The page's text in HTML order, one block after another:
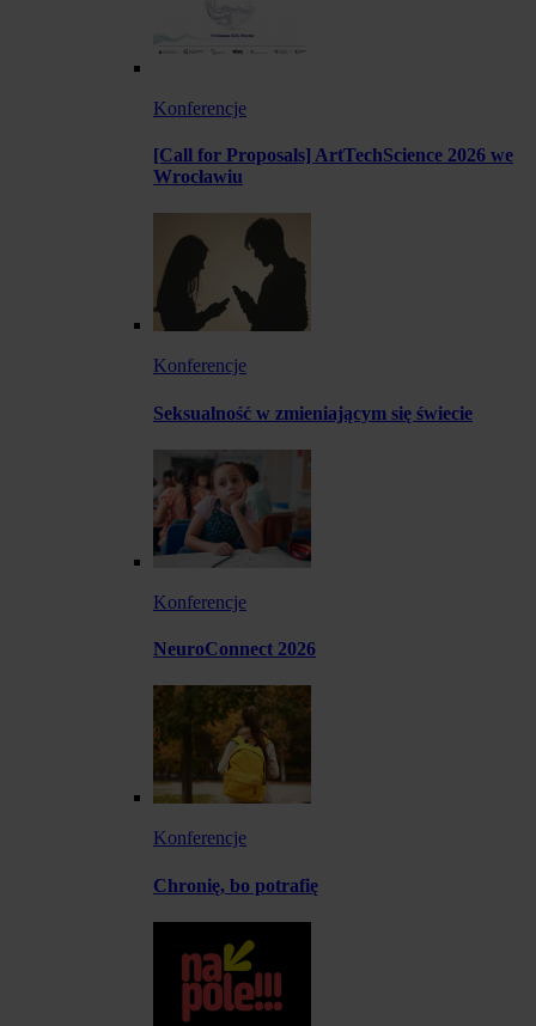
Konferencje
[Call for Proposals] ArtTechScience 2026 we
Wrocławiu
Konferencje
Seksualność w zmieniającym się świecie
Konferencje
NeuroConnect 2026
Konferencje
Chronię, bo potrafię